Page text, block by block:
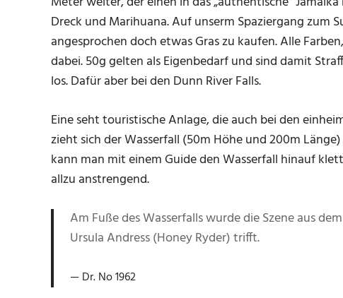
Dreck und Marihuana. Auf unserm Spaziergang zum
angesprochen doch etwas Gras zu kaufen. Alle
dabei. 50g gelten als Eigenbedarf und sind damit
los. Dafür aber bei den Dunn River Falls.
Eine seht touristische Anlage, die auch bei den
zieht sich der Wasserfall (50m Höhe und 200m
kann man mit einem Guide den Wasserfall hinauf
allzu anstrengend.
Am Fuße des Wasserfalls wurde die Szene aus
Ursula Andress (Honey Ryder) trifft.
Dr. No 1962